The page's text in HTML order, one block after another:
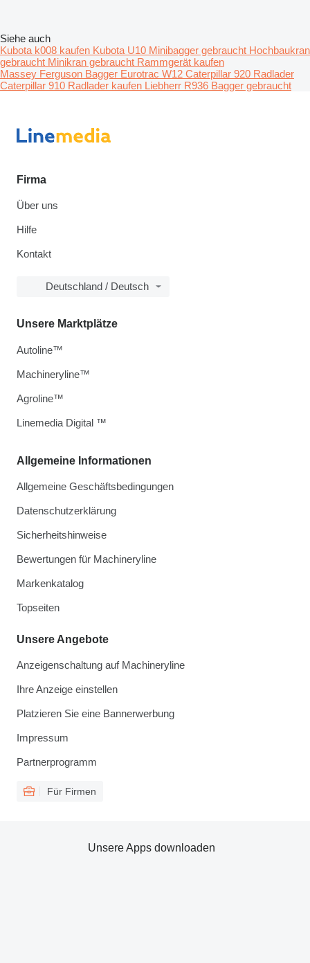
Siehe auch
Kubota k008 kaufen Kubota U10 Minibagger gebraucht Hochbaukran
gebraucht Minikran gebraucht Rammgerät kaufen
Massey Ferguson Bagger Eurotrac W12 Caterpillar 920 Radlader
Caterpillar 910 Radlader kaufen Liebherr R936 Bagger gebraucht
Firma
Über uns
Hilfe
Kontakt
Deutschland / Deutsch
Allgemeine Informationen
Allgemeine Geschäftsbedingungen
Datenschutzerklärung
Sicherheitshinweise
Bewertungen für Machineryline
Markenkatalog
Topseiten
Unsere Angebote
Anzeigenschaltung auf Machineryline
Ihre Anzeige einstellen
Platzieren Sie eine Bannerwerbung
Impressum
Partnerprogramm
Für Firmen
Unsere Marktplätze
Autoline™
Machineryline™
Agroline™
Linemedia Digital ™
Unsere Apps downloaden